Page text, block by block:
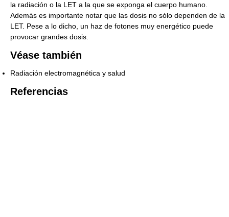
la radiación o la LET a la que se exponga el cuerpo humano.
Además es importante notar que las dosis no sólo dependen de la
LET. Pese a lo dicho, un haz de fotones muy energético puede
provocar grandes dosis.
Véase también
Radiación electromagnética y salud
Referencias